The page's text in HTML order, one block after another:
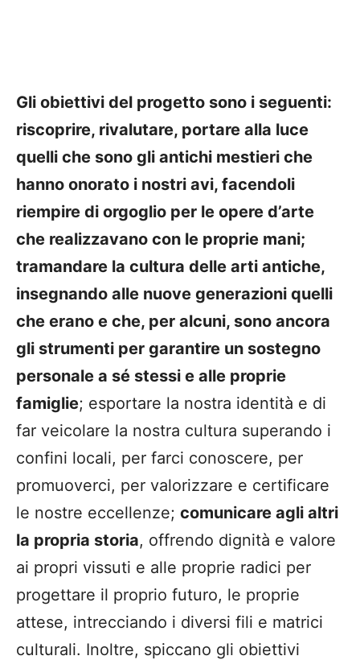
Gli obiettivi del progetto sono i seguenti:
riscoprire, rivalutare, portare alla luce
quelli che sono gli antichi mestieri che
hanno onorato i nostri avi, facendoli
riempire di orgoglio per le opere d’arte
che realizzavano con le proprie mani;
tramandare la cultura delle arti antiche,
insegnando alle nuove generazioni quelli
che erano e che, per alcuni, sono ancora
gli strumenti per garantire un sostegno
personale a sé stessi e alle proprie
famiglie; esportare la nostra identità e di
far veicolare la nostra cultura superando i
confini locali, per farci conoscere, per
promuoverci, per valorizzare e certificare
le nostre eccellenze; comunicare agli altri
la propria storia, offrendo dignità e valore
ai propri vissuti e alle proprie radici per
progettare il proprio futuro, le proprie
attese, intrecciando i diversi fili e matrici
culturali. Inoltre, spiccano gli obiettivi